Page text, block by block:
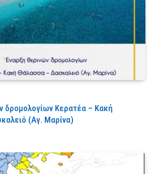
δρομολογίων Κερατέα – Κακή
(Αγ. Μαρίνα)